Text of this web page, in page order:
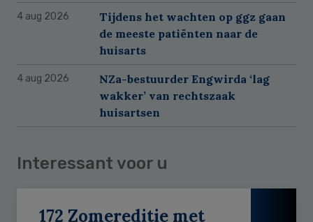
4 aug 2026
Tijdens het wachten op ggz gaan
de meeste patiënten naar de
huisarts
4 aug 2026
NZa-bestuurder Engwirda ‘lag
wakker’ van rechtszaak
huisartsen
Interessant voor u
172 Zomereditie met